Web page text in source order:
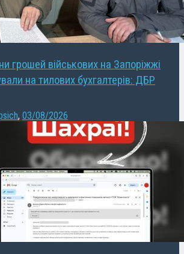
грошей військових на Запоріжжі
на тилових бухгалтерів: ДБР
, 03/08/2026